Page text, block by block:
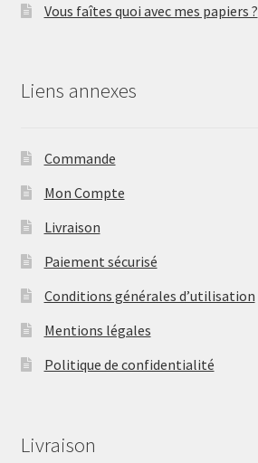
Vous faîtes quoi avec mes papiers ?
Liens annexes
Commande
Mon Compte
Livraison
Paiement sécurisé
Conditions générales d’utilisation
Mentions légales
Politique de confidentialité
Livraison